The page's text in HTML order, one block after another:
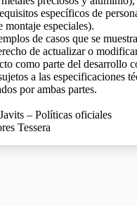
específicos de
montaje especiales).
de casos que se
de actualizar o
como parte del desarrollo
a las especificaciones
por ambas partes.
– Políticas oficiales
Tessera